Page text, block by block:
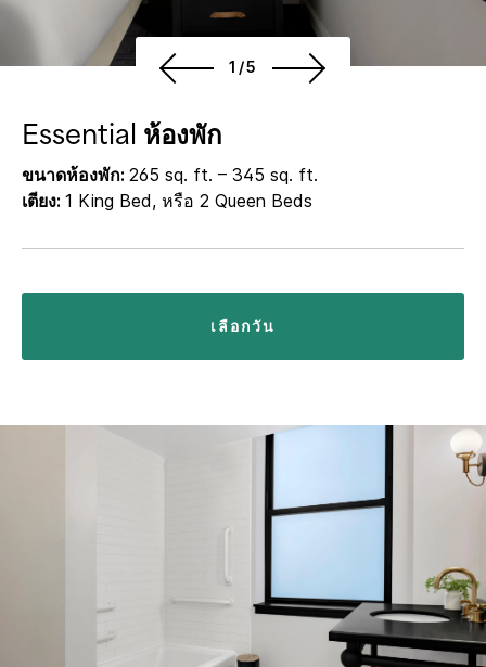
1/5
Essential ห้องพัก
ขนาดห้องพัก: 265 sq. ft. – 345 sq. ft.
เตียง: 1 King Bed, หรือ 2 Queen Beds
เลือกวัน